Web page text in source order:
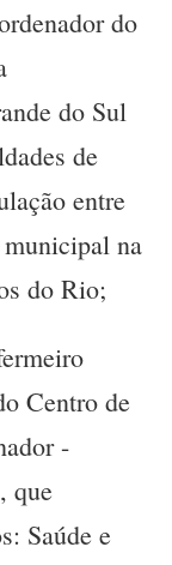
do
do Sul
de
entre
na
do Rio;
Centro de
-
que
Saúde e